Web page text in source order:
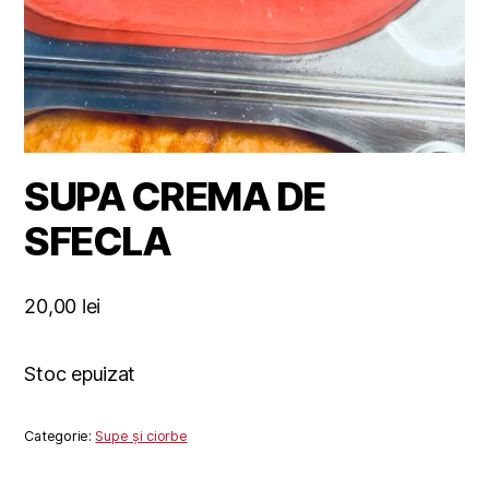
SUPA CREMA DE
SFECLA
20,00 lei
Stoc epuizat
Categorie:Supe și ciorbe